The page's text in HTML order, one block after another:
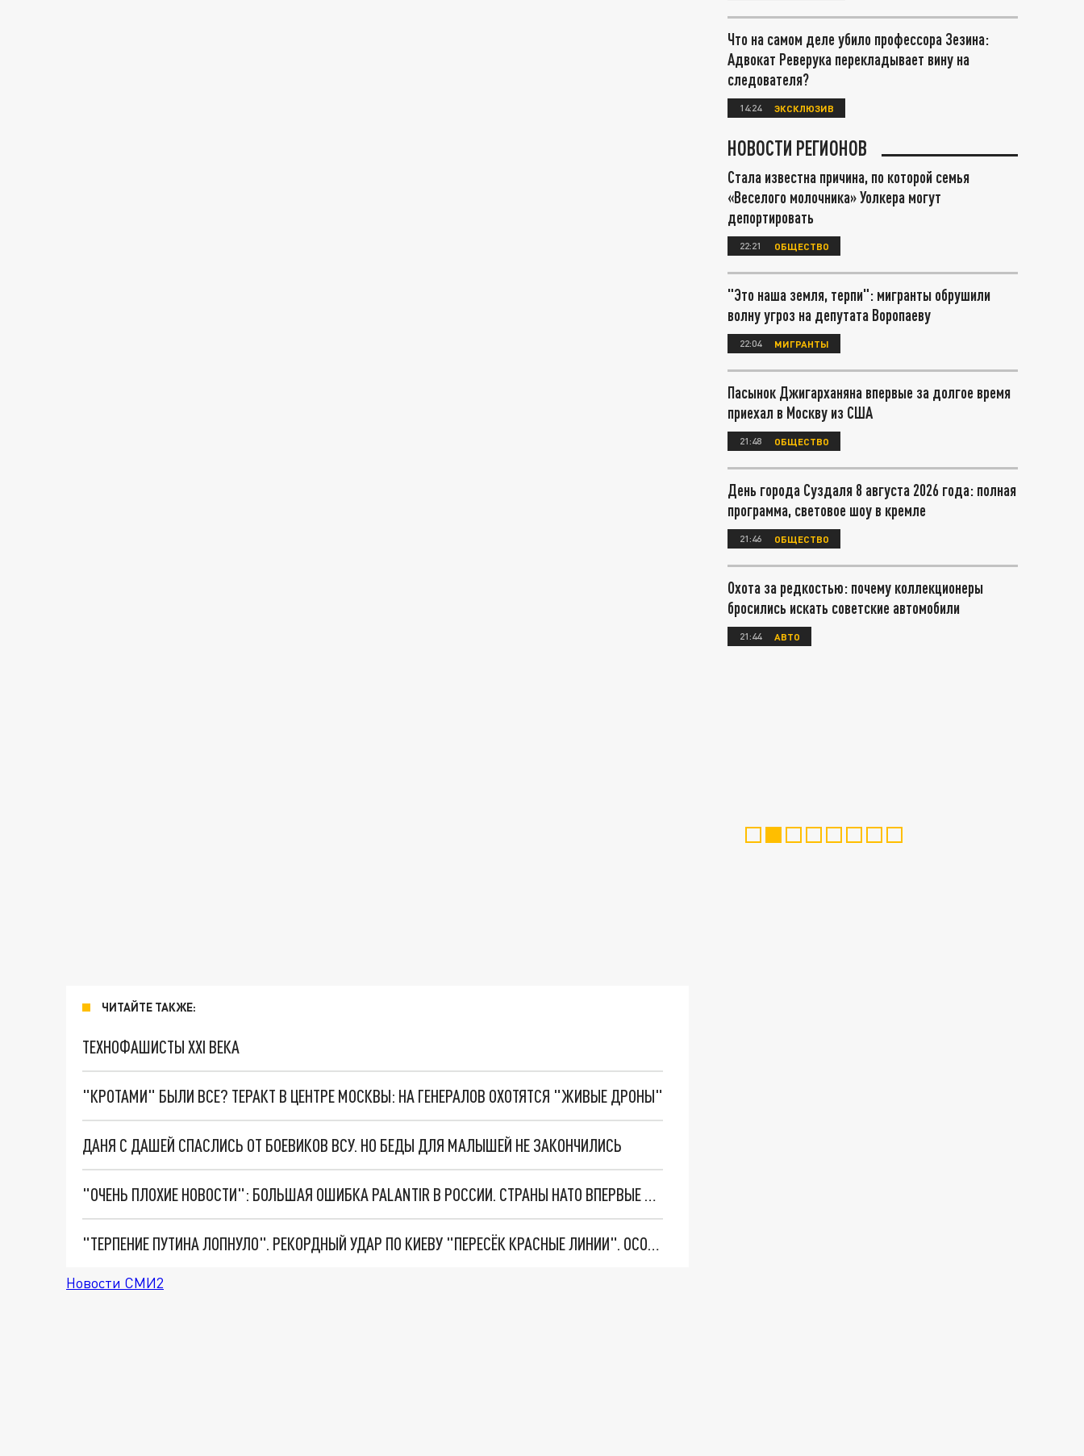
ЧИТАЙТЕ ТАКЖЕ:
ТЕХНОФАШИСТЫ XXI ВЕКА
"КРОТАМИ" БЫЛИ ВСЕ? ТЕРАКТ В ЦЕНТРЕ МОСКВЫ: НА ГЕНЕРАЛОВ ОХОТЯТСЯ "ЖИВЫЕ ДРОНЫ"
ДАНЯ С ДАШЕЙ СПАСЛИСЬ ОТ БОЕВИКОВ ВСУ. НО БЕДЫ ДЛЯ МАЛЫШЕЙ НЕ ЗАКОНЧИЛИСЬ
"ОЧЕНЬ ПЛОХИЕ НОВОСТИ": БОЛЬШАЯ ОШИБКА PALANTIR В РОССИИ. СТРАНЫ НАТО ВПЕРВЫЕ ЗА СВО ОСТАНОВИЛИ ПОСТАВКИ ОРУЖИЯ. ВСУ ТЕРЯЮТ ПРИГРАНИЧЬЕ?
"ТЕРПЕНИЕ ПУТИНА ЛОПНУЛО". РЕКОРДНЫЙ УДАР ПО КИЕВУ "ПЕРЕСЁК КРАСНЫЕ ЛИНИИ". ОСОБЫЕ СПЕЦЫ КНДР НА ЛБС? ТАЙНЫЕ ПЕРЕГОВОРЫ ЕВРОПЫ И МОСКВЫ
Новости СМИ2
Что на самом деле убило профессора Зезина:
Адвокат Реверука перекладывает вину на
следователя?
14:24 ЭКСКЛЮЗИВ
НОВОСТИ РЕГИОНОВ
Стала известна причина, по которой семья
«Веселого молочника» Уолкера могут
депортировать
22:21 ОБЩЕСТВО
"Это наша земля, терпи": мигранты обрушили
волну угроз на депутата Воропаеву
22:04 МИГРАНТЫ
Пасынок Джигарханяна впервые за долгое время
приехал в Москву из США
21:48 ОБЩЕСТВО
День города Суздаля 8 августа 2026 года: полная
программа, световое шоу в кремле
21:46 ОБЩЕСТВО
Охота за редкостью: почему коллекционеры
бросились искать советские автомобили
21:44 АВТО